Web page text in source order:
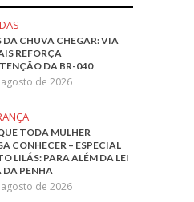
TODA MULHER
CONHECER – ESPECIAL
LILÁS: PARA ALÉM DA LEI
DA PENHA
DE EXPOSIÇÕES JK VIVE
E SE CONSOLIDA
DE EVENTOS E